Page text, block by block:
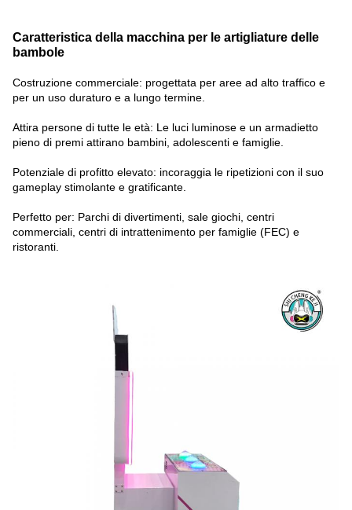
Caratteristica della macchina per le artigliature delle
bambole
Costruzione commerciale: progettata per aree ad alto traffico e
per un uso duraturo e a lungo termine.
Attira persone di tutte le età: Le luci luminose e un armadietto
pieno di premi attirano bambini, adolescenti e famiglie.
Potenziale di profitto elevato: incoraggia le ripetizioni con il suo
gameplay stimolante e gratificante.
Perfetto per: Parchi di divertimenti, sale giochi, centri
commerciali, centri di intrattenimento per famiglie (FEC) e
ristoranti.